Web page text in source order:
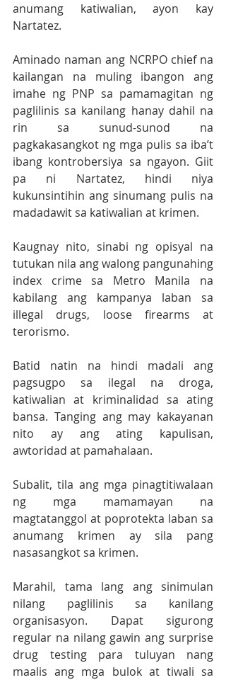
anumang katiwalian, ayon kay
Nartatez.
Aminado naman ang NCRPO chief na
kailangan na muling ibangon ang
imahe ng PNP sa pamamagitan ng
paglilinis sa kanilang hanay dahil na
rin sa sunud-sunod na
pagkakasangkot ng mga pulis sa iba’t
ibang kontrobersiya sa ngayon. Giit
pa ni Nartatez, hindi niya
kukunsintihin ang sinumang pulis na
madadawit sa katiwalian at krimen.
Kaugnay nito, sinabi ng opisyal na
tutukan nila ang walong pangunahing
index crime sa Metro Manila na
kabilang ang kampanya laban sa
illegal drugs, loose firearms at
terorismo.
Batid natin na hindi madali ang
pagsugpo sa ilegal na droga,
katiwalian at kriminalidad sa ating
bansa. Tanging ang may kakayanan
nito ay ang ating kapulisan,
awtoridad at pamahalaan.
Subalit, tila ang mga pinagtitiwalaan
ng mga mamamayan na
magtatanggol at poprotekta laban sa
anumang krimen ay sila pang
nasasangkot sa krimen.
Marahil, tama lang ang sinimulan
nilang paglilinis sa kanilang
organisasyon. Dapat sigurong
regular na nilang gawin ang surprise
drug testing para tuluyan nang
maalis ang mga bulok at tiwali sa